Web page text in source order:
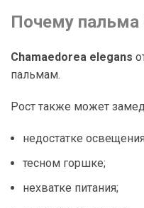
Почему пальма
Chamaedorea elegans
пальмам.
Рост также может
недостатке
тесном горшке;
нехватке питания;